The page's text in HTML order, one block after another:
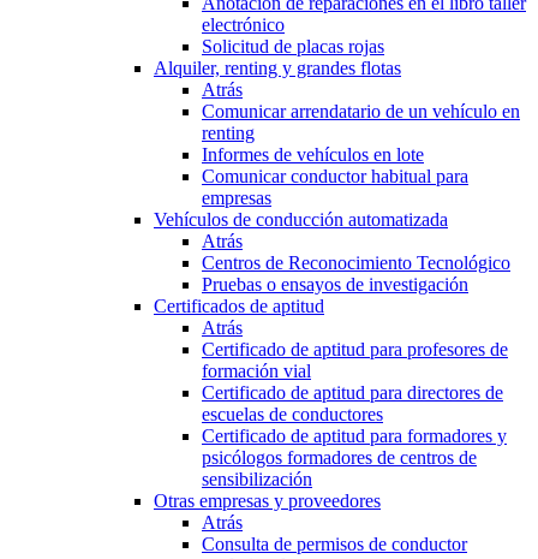
electrónico
Solicitud de placas rojas
Alquiler, renting y grandes flotas
Atrás
Comunicar arrendatario de un vehículo en
renting
Informes de vehículos en lote
Comunicar conductor habitual para
empresas
Vehículos de conducción automatizada
Atrás
Centros de Reconocimiento Tecnológico
Pruebas o ensayos de investigación
Certificados de aptitud
Atrás
Certificado de aptitud para profesores de
formación vial
Certificado de aptitud para directores de
escuelas de conductores
Certificado de aptitud para formadores y
psicólogos formadores de centros de
sensibilización
Otras empresas y proveedores
Atrás
Consulta de permisos de conductor